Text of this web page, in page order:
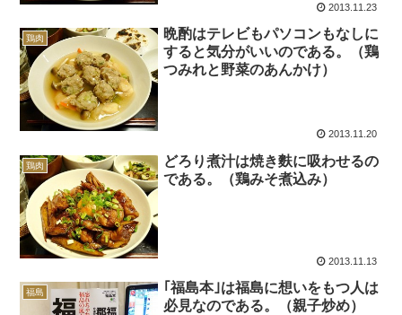
2013.11.23
鶏肉
晩酌はテレビもパソコンもなしに
すると気分がいいのである。（鶏
つみれと野菜のあんかけ）
2013.11.20
鶏肉
どろり煮汁は焼き麩に吸わせるの
である。（鶏みそ煮込み）
2013.11.13
福島
｢福島本｣は福島に想いをもつ人は
必見なのである。（親子炒め）